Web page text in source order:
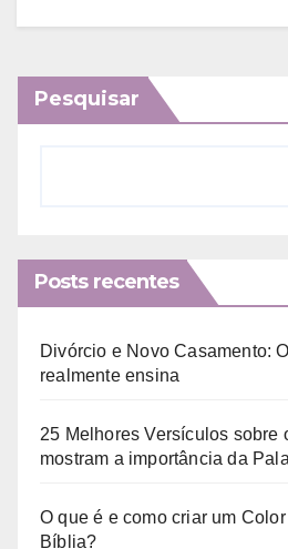
Pesquisar
Posts recentes
Divórcio e Novo Casamento:
realmente ensina
25 Melhores Versículos sobre
mostram a importância da
O que é e como criar um
Bíblia?